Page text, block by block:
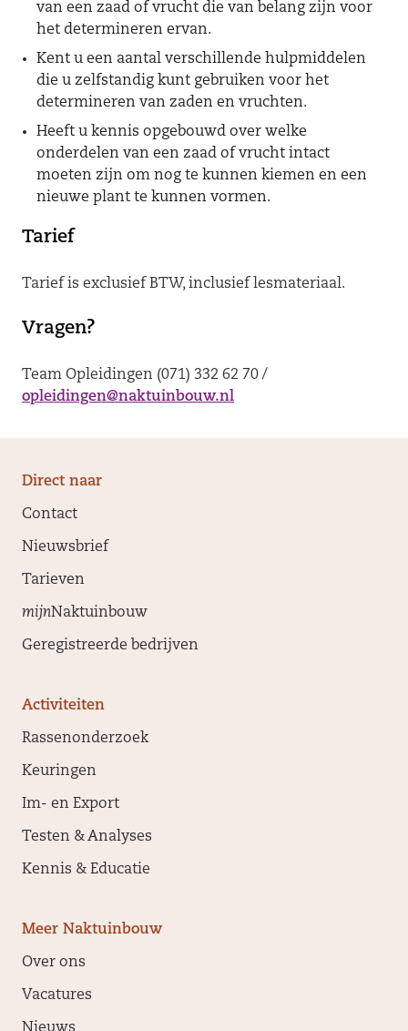
van een zaad of vrucht die van belang zijn voor
het determineren ervan.
Kent u een aantal verschillende hulpmiddelen
die u zelfstandig kunt gebruiken voor het
determineren van zaden en vruchten.
Heeft u kennis opgebouwd over welke
onderdelen van een zaad of vrucht intact
moeten zijn om nog te kunnen kiemen en een
nieuwe plant te kunnen vormen.
Tarief
Tarief is exclusief BTW, inclusief lesmateriaal.
Vragen?
Team Opleidingen (071) 332 62 70 /
opleidingen@naktuinbouw.nl
Direct naar
Contact
Nieuwsbrief
Tarieven
mijnNaktuinbouw
Geregistreerde bedrijven
Activiteiten
Rassenonderzoek
Keuringen
Im- en Export
Testen & Analyses
Kennis & Educatie
Meer Naktuinbouw
Over ons
Vacatures